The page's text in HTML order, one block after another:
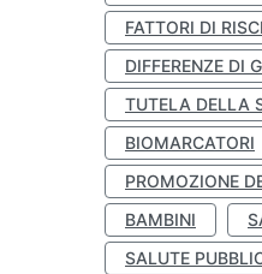
FATTORI DI
DIFFERENZE DI
TUTELA DELLA
BIOMARCATORI
PROMOZIONE
BAMBINI
SALUTE